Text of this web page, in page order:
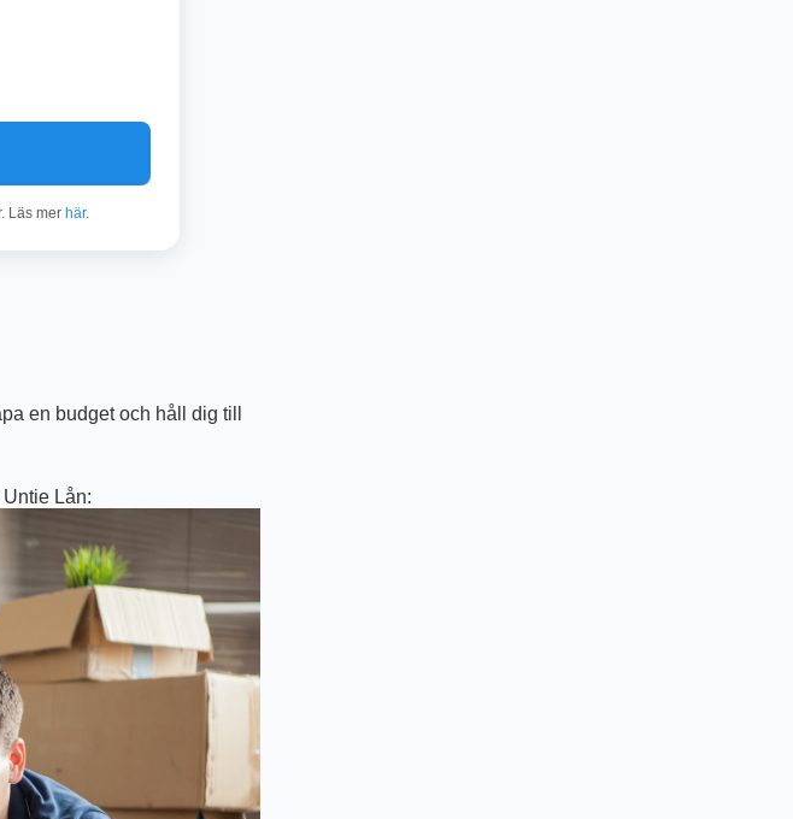
Läs mer här.
en budget och håll dig till
Lån: